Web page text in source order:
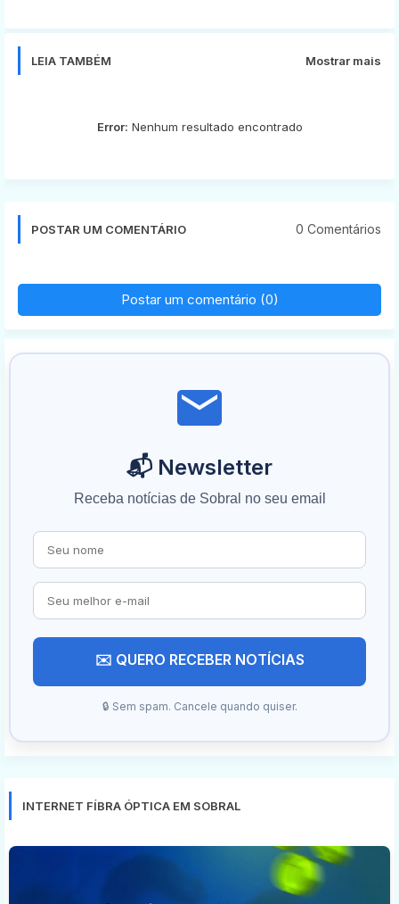
LEIA TAMBÉM Mostrar mais
Error: Nenhum resultado encontrado
POSTAR UM COMENTÁRIO 0 Comentários
Postar um comentário (0)
📬 Newsletter
Receba notícias de Sobral no seu email
✉️ QUERO RECEBER NOTÍCIAS
🔒 Sem spam. Cancele quando quiser.
INTERNET FÍBRA ÓPTICA EM SOBRAL